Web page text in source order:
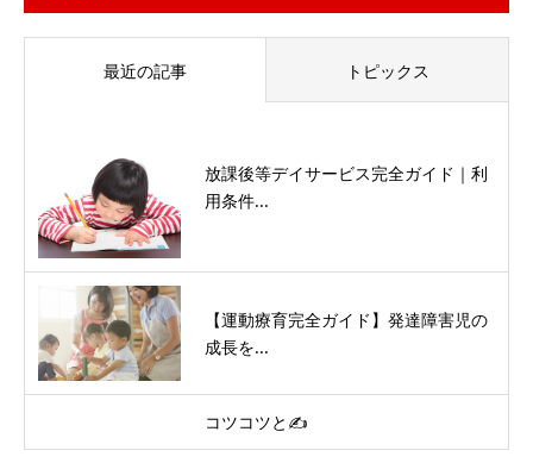
最近の記事 トピックス
放課後等デイサービス完全ガイド｜利
用条件...
【運動療育完全ガイド】発達障害児の
成長を...
コツコツと✍